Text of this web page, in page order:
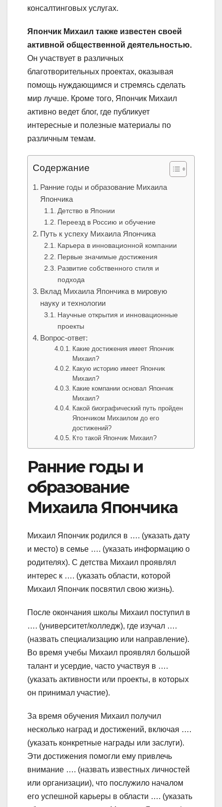
консалтинговых услугах.
Япончик Михаил также известен своей
активной общественной деятельностью.
Он участвует в различных
благотворительных проектах, оказывая
помощь нуждающимся и стремясь сделать
мир лучше. Кроме того, Япончик Михаил
активно ведет блог, где публикует
интересные и полезные материалы по
различным темам.
Содержание
Ранние годы и образование Михаила
Япончика
Детство в Японии
Переезд в Россию и обучение
Путь к успеху Михаила Япончика
Карьера в инновационной компании
Первые значимые достижения
Развитие собственного стиля и
подхода
Вклад Михаила Япончика в мировую
науку и технологии
Научные открытия и инновационные
проекты
Вопрос-ответ:
Какие достижения имеет Япончик
Михаил?
Какую историю имеет Япончик
Михаил?
Какие компании основал Япончик
Михаил?
Какой биографический путь пройден
Япончиком Михаилом до его
достижений?
Кто такой Япончик Михаил?
Ранние годы и
образование
Михаила Япончика
Михаил Япончик родился в …. (указать дату
и место) в семье …. (указать информацию о
родителях). С детства Михаил проявлял
интерес к …. (указать области, которой
Михаил Япончик посвятил свою жизнь).
После окончания школы Михаил поступил в
…. (университет/колледж), где изучал ….
(назвать специализацию или направление).
Во время учебы Михаил проявлял большой
талант и усердие, часто участвуя в ….
(указать активности или проекты, в которых
он принимал участие).
За время обучения Михаил получил
несколько наград и достижений, включая ….
(указать конкретные награды или заслуги).
Эти достижения помогли ему привлечь
внимание …. (назвать известных личностей
или организации), что послужило началом
его успешной карьеры в области …. (указать